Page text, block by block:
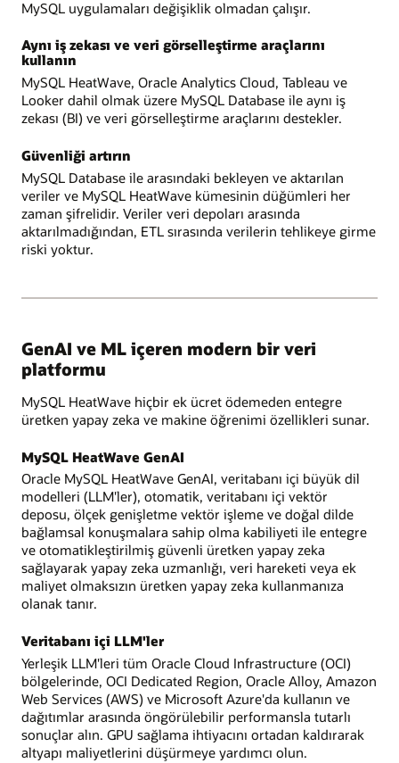
MySQL uygulamaları değişiklik olmadan çalışır.
Aynı iş zekası ve veri görselleştirme araçlarını
kullanın
MySQL HeatWave, Oracle Analytics Cloud, Tableau ve
Looker dahil olmak üzere MySQL Database ile aynı iş
zekası (BI) ve veri görselleştirme araçlarını destekler.
Güvenliği artırın
MySQL Database ile arasındaki bekleyen ve aktarılan
veriler ve MySQL HeatWave kümesinin düğümleri her
zaman şifrelidir. Veriler veri depoları arasında
aktarılmadığından, ETL sırasında verilerin tehlikeye girme
riski yoktur.
GenAI ve ML içeren modern bir veri
platformu
MySQL HeatWave hiçbir ek ücret ödemeden entegre
üretken yapay zeka ve makine öğrenimi özellikleri sunar.
MySQL HeatWave GenAI
Oracle MySQL HeatWave GenAI, veritabanı içi büyük dil
modelleri (LLM'ler), otomatik, veritabanı içi vektör
deposu, ölçek genişletme vektör işleme ve doğal dilde
bağlamsal konuşmalara sahip olma kabiliyeti ile entegre
ve otomatikleştirilmiş güvenli üretken yapay zeka
sağlayarak yapay zeka uzmanlığı, veri hareketi veya ek
maliyet olmaksızın üretken yapay zeka kullanmanıza
olanak tanır.
Veritabanı içi LLM'ler
Yerleşik LLM'leri tüm Oracle Cloud Infrastructure (OCI)
bölgelerinde, OCI Dedicated Region, Oracle Alloy, Amazon
Web Services (AWS) ve Microsoft Azure'da kullanın ve
dağıtımlar arasında öngörülebilir performansla tutarlı
sonuçlar alın. GPU sağlama ihtiyacını ortadan kaldırarak
altyapı maliyetlerini düşürmeye yardımcı olun.